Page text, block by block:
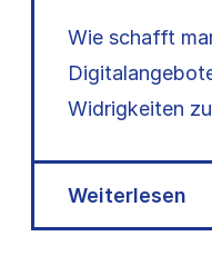
Wie schafft
Widrigkeiten
Weiterlesen